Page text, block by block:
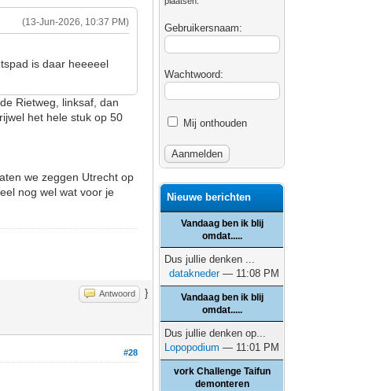
(13-Jun-2026, 10:37 PM)
is daar heeeeel
Rietweg, linksaf, dan
het hele stuk op 50
we zeggen Utrecht op
nog wel wat voor je
Antwoord }
#28
Gebruikersnaam:
Wachtwoord:
Mij onthouden
Nieuwe berichten
Vandaag ben ik blij
omdat.....
Dus jullie denken ...
datakneder— 11:08 PM
Vandaag ben ik blij
omdat.....
Dus jullie denken op...
Lopopodium — 11:01 PM
vork Challenge Taifun
demonteren